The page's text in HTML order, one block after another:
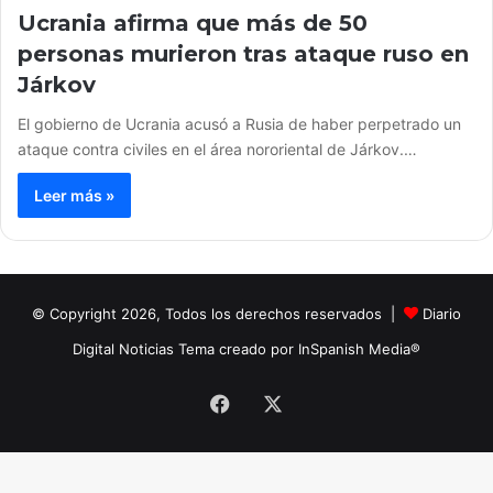
Ucrania afirma que más de 50
personas murieron tras ataque ruso en
Járkov
El gobierno de Ucrania acusó a Rusia de haber perpetrado un
ataque contra civiles en el área nororiental de Járkov.…
Leer más »
© Copyright 2026, Todos los derechos reservados |
Diario
Digital Noticias Tema creado por InSpanish Media®
Facebook